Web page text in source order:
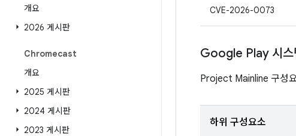
개요
2026 게시판
Chromecast
개요
2025 게시판
2024 게시판
2023 게시판
CVE-2026-0073
Google Play 시스
Project Mainline 구성
하위 구성요소